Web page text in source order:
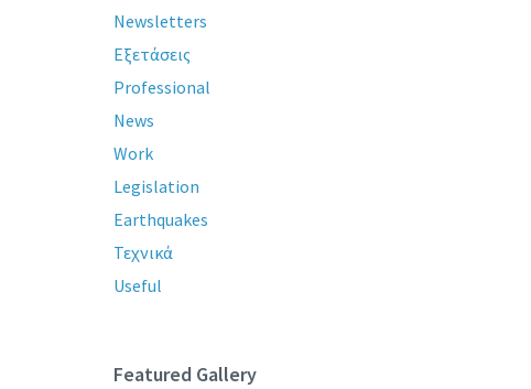
Newsletters
Εξετάσεις
Professional
News
Work
Legislation
Earthquakes
Τεχνικά
Useful
Featured Gallery